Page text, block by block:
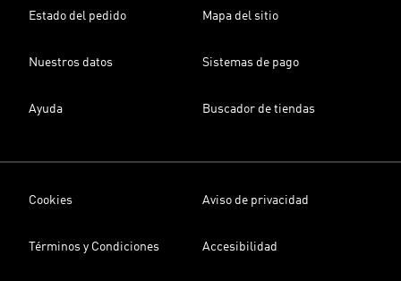
Estado del pedido Mapa del sitio
Nuestros datos Sistemas de pago
Ayuda Buscador de tiendas
Cookies Aviso de privacidad
Términos y Condiciones Accesibilidad